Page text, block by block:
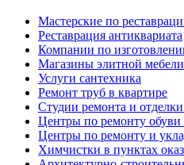
Мастерские по
Реставрация антиквариата
Компании по
Магазины элитной мебели
Услуги сантехника
Ремонт труб в квартире
Студии ремонта и
Центры по ремонту обуви
Центры по ремонту и
Химчистки в пунктах